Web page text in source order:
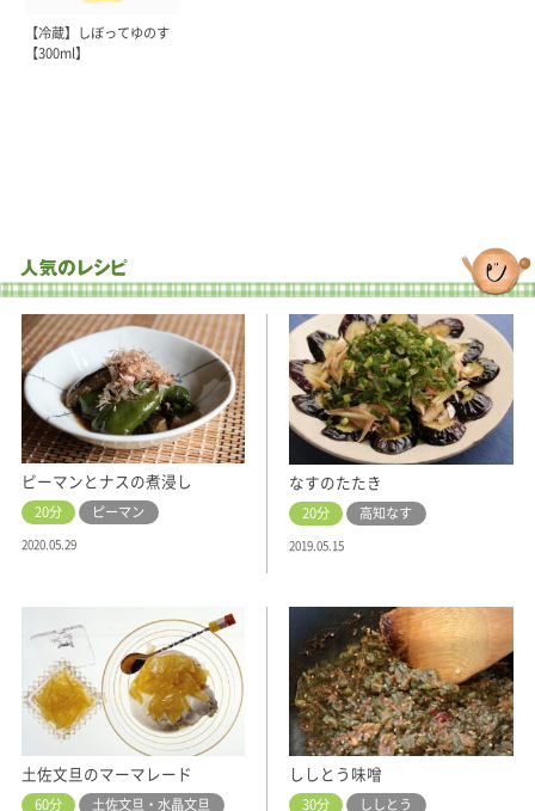
【冷蔵】しぼってゆのす
【300ml】
ピーマンとナスの煮浸し
20分 ピーマン
2020.05.29
なすのたたき
20分 高知なす
2019.05.15
土佐文旦のマーマレード
60分 土佐文旦・水晶文旦
ししとう味噌
30分 ししとう